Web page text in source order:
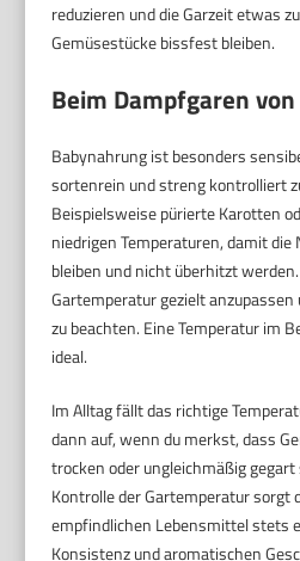
reduzieren und die Garzeit etwas
Gemüsestücke bissfest bleiben.
Beim Dampfgaren
Babynahrung ist besonders
sortenrein und streng kontrolliert
Beispielsweise pürierte Karotten
niedrigen Temperaturen, damit
bleiben und nicht überhitzt
Gartemperatur gezielt anzupassen
zu beachten. Eine Temperatur im
ideal.
Im Alltag fällt das richtige
dann auf, wenn du merkst, dass
trocken oder ungleichmäßig
Kontrolle der Gartemperatur sorgt
empfindlichen Lebensmittel stets
Konsistenz und aromatischen